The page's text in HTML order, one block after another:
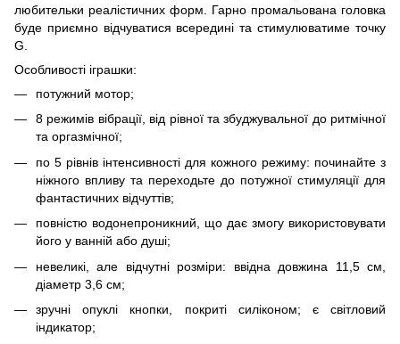
любительки реалістичних форм. Гарно промальована головка
буде приємно відчуватися всередині та стимулюватиме точку
G.
Особливості іграшки:
потужний мотор;
8 режимів вібрації, від рівної та збуджувальної до ритмічної
та оргазмічної;
по 5 рівнів інтенсивності для кожного режиму: починайте з
ніжного впливу та переходьте до потужної стимуляції для
фантастичних відчуттів;
повністю водонепроникний, що дає змогу використовувати
його у ванній або душі;
невеликі, але відчутні розміри: ввідна довжина 11,5 см,
діаметр 3,6 см;
зручні опуклі кнопки, покриті силіконом; є світловий
індикатор;